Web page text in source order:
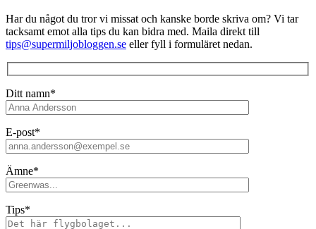
Har du något du tror vi missat och kanske borde skriva om? Vi tar
tacksamt emot alla tips du kan bidra med. Maila direkt till
tips@supermiljobloggen.se eller fyll i formuläret nedan.
Ditt namn*
E-post*
Ämne*
Tips*